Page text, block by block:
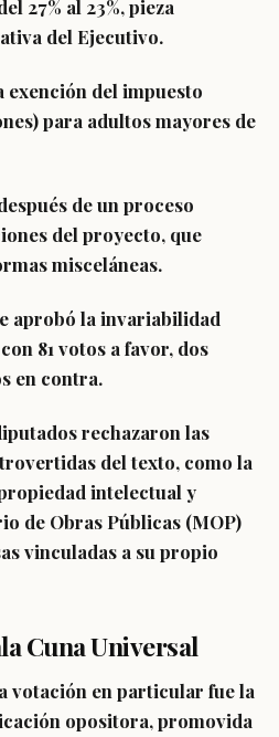
27% al 23%, pieza
del Ejecutivo.
exención del impuesto
para adultos mayores de
de un proceso
del proyecto, que
misceláneas.
aprobó la invariabilidad
81 votos a favor, dos
en contra.
rechazaron las
del texto, como la
intelectual y
de Obras Públicas (MOP)
vinculadas a su propio
Cuna Universal
votación en particular fue la
opositora, promovida